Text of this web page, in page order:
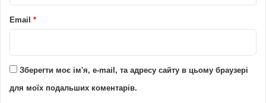
Email *
Зберегти моє ім'я, e-mail, та адресу сайту в цьому браузері
для моїх подальших коментарів.